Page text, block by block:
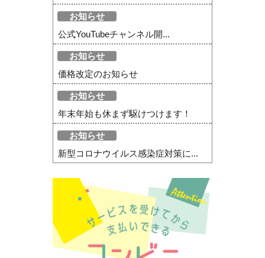
お知らせ
公式YouTubeチャンネル開...
お知らせ
価格改定のお知らせ
お知らせ
年末年始も休まず駆けつけます！
お知らせ
新型コロナウイルス感染症対策に...